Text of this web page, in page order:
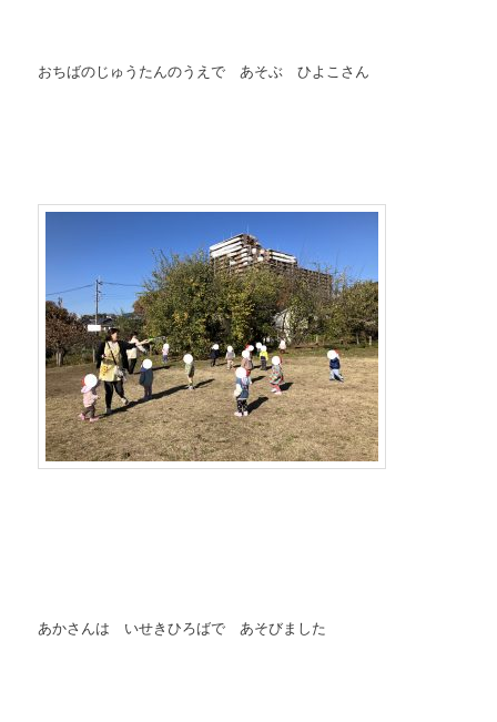
おちばのじゅうたんのうえで あそぶ ひよこさん
あかさんは いせきひろばで あそびました